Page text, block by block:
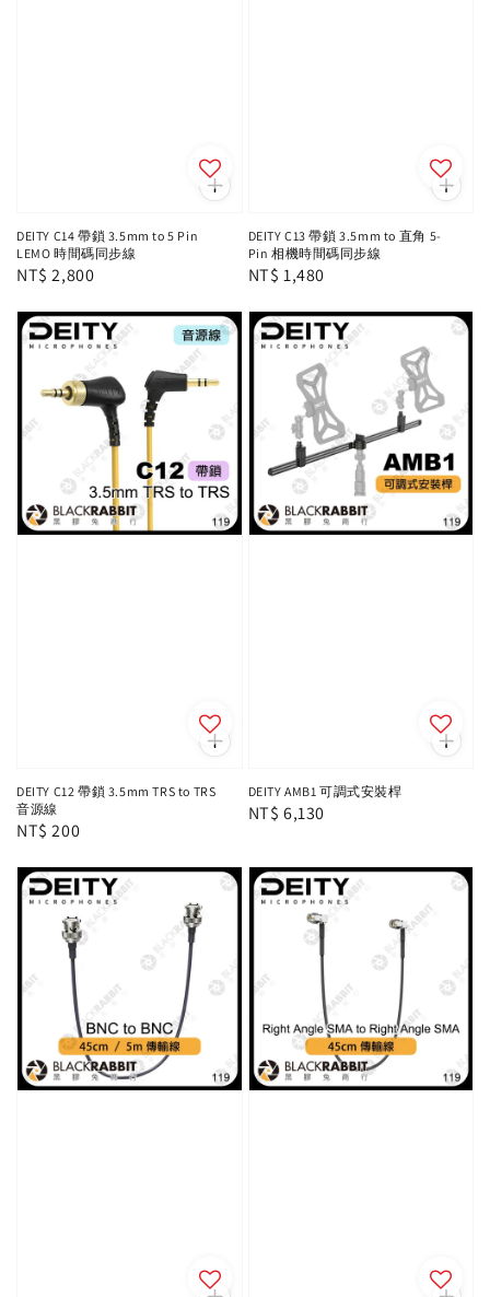
DEITY C14 帶鎖 3.5mm to 5 Pin
LEMO 時間碼同步線
Regular
NT$ 2,800
DEITY C13 帶鎖 3.5mm to 直角 5-
Pin 相機時間碼同步線
Regular
NT$ 1,480
DEITY C12 帶鎖 3.5mm TRS to TRS
音源線
Regular
NT$ 200
DEITY AMB1 可調式安裝桿
Regular
NT$ 6,130